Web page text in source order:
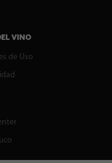
VINO
de Uso